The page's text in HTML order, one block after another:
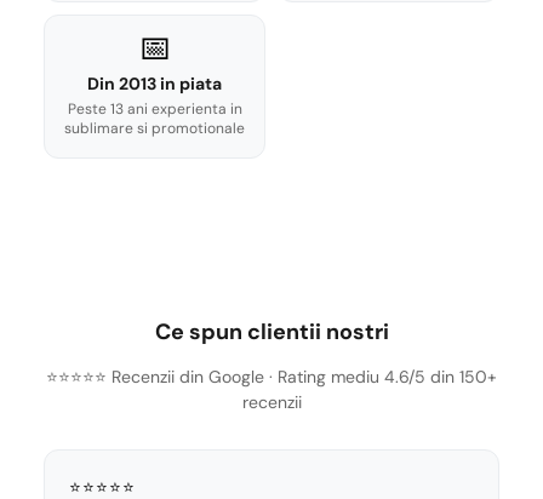
📅
Din 2013 in piata
Peste 13 ani experienta in
sublimare si promotionale
Ce spun clientii nostri
⭐⭐⭐⭐⭐ Recenzii din Google · Rating mediu 4.6/5 din 150+
recenzii
⭐⭐⭐⭐⭐